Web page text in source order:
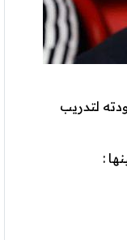
لتدريب
: